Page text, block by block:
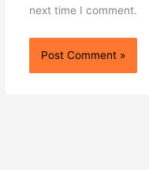
next time I comment.